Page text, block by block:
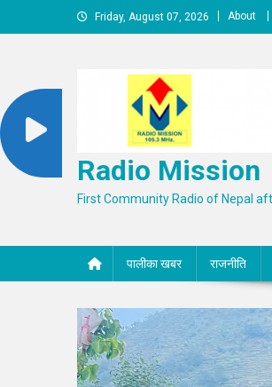
to
Friday, August 07, 2026 About
Radio Mission
First Community Radio of Nepal
पालीका खबर राजनीति